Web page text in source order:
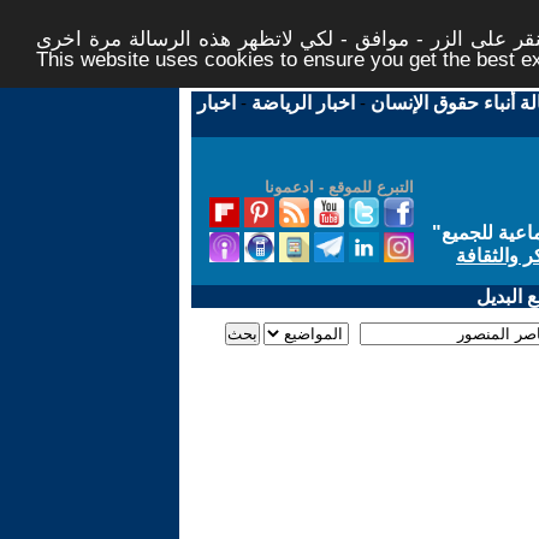
على الزر - موافق - لكي لاتظهر هذه الرسالة مرة اخرى -
This website uses cookies to ensure you get the best
أنباء حقوق الإنسان - اخبار الرياضة - اخبار
التبرع للموقع - ادعمونا
للجميع"
والثقافة
البديل